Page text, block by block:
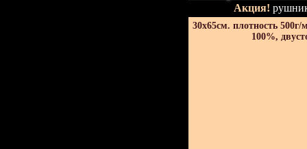
Акция!
30х65см. плотность 500г/
100%,